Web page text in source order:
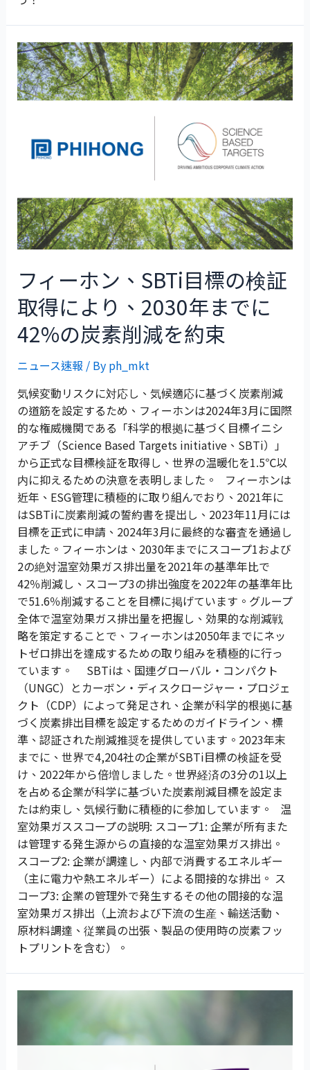
フィーホン、SBTi目標の検証
取得により、2030年までに
42%の炭素削減を約束
ニュース速報 / By ph_mkt
気候変動リスクに対応し、気候適応に基づく炭素削減
の道筋を設定するため、フィーホンは2024年3月に国際
的な権威機関である「科学的根拠に基づく目標イニシ
アチブ（Science Based Targets initiative、SBTi）」
から正式な目標検証を取得し、世界の温暖化を1.5℃以
内に抑えるための決意を表明しました。 フィーホンは
近年、ESG管理に積極的に取り組んでおり、2021年に
はSBTiに炭素削減の誓約書を提出し、2023年11月には
目標を正式に申請、2024年3月に最終的な審査を通過し
ました。フィーホンは、2030年までにスコープ1および
2の絶対温室効果ガス排出量を2021年の基準年比で
42％削減し、スコープ3の排出強度を2022年の基準年比
で51.6％削減することを目標に掲げています。グループ
全体で温室効果ガス排出量を把握し、効果的な削減戦
略を策定することで、フィーホンは2050年までにネッ
トゼロ排出を達成するための取り組みを積極的に行っ
ています。 SBTiは、国連グローバル・コンパクト
（UNGC）とカーボン・ディスクロージャー・プロジェ
クト（CDP）によって発足され、企業が科学的根拠に基
づく炭素排出目標を設定するためのガイドライン、標
準、認証された削減推奨を提供しています。2023年末
までに、世界で4,204社の企業がSBTi目標の検証を受
け、2022年から倍増しました。世界経済の3分の1以上
を占める企業が科学に基づいた炭素削減目標を設定ま
たは約束し、気候行動に積極的に参加しています。 温
室効果ガススコープの説明: スコープ1: 企業が所有また
は管理する発生源からの直接的な温室効果ガス排出。
スコープ2: 企業が調達し、内部で消費するエネルギー
（主に電力や熱エネルギー）による間接的な排出。 ス
コープ3: 企業の管理外で発生するその他の間接的な温
室効果ガス排出（上流および下流の生産、輸送活動、
原材料調達、従業員の出張、製品の使用時の炭素フッ
トプリントを含む）。